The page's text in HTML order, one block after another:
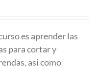
es:
360.00 €.
es aprender las
para cortar y
asi como